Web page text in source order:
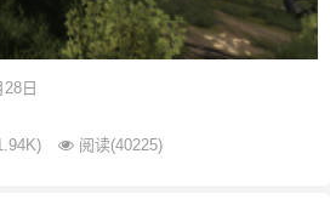
日
阅读(40225)